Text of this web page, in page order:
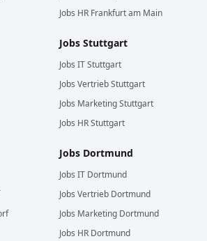
Jobs HR Frankfurt am Main
Jobs Stuttgart
Jobs ITStuttgart
Jobs VertriebStuttgart
Jobs MarketingStuttgart
Jobs HRStuttgart
Jobs Dortmund
Jobs IT Dortmund
Jobs Vertrieb Dortmund
Jobs Marketing Dortmund
Jobs HR Dortmund